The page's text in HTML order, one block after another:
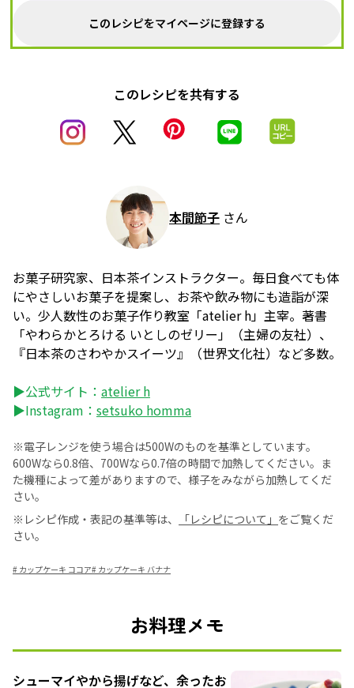
このレシピをマイページに登録する
このレシピを共有する
本間節子 さん
お菓子研究家、日本茶インストラクター。毎日食べても体
にやさしいお菓子を提案し、お茶や飲み物にも造詣が深
い。少人数性のお菓子作り教室「atelier h」主宰。著書
「やわらかとろける いとしのゼリー」（主婦の友社）、
『日本茶のさわやかスイーツ』（世界文化社）など多数。
▶公式サイト： atelier h
▶Instagram： setsuko homma
※電子レンジを使う場合は500Wのものを基準としています。
600Wなら0.8倍、700Wなら0.7倍の時間で加熱してください。ま
た機種によって差がありますので、様子をみながら加熱してくだ
さい。
※レシピ作成・表記の基準等は、
「レシピについて」 をご覧くだ
さい。
# カップケーキ ココア# カップケーキ バナナ
お料理メモ
シューマイやから揚げなど、余ったお